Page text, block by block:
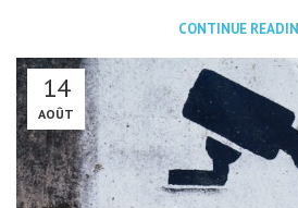
CONTINUE
14
AOÛT